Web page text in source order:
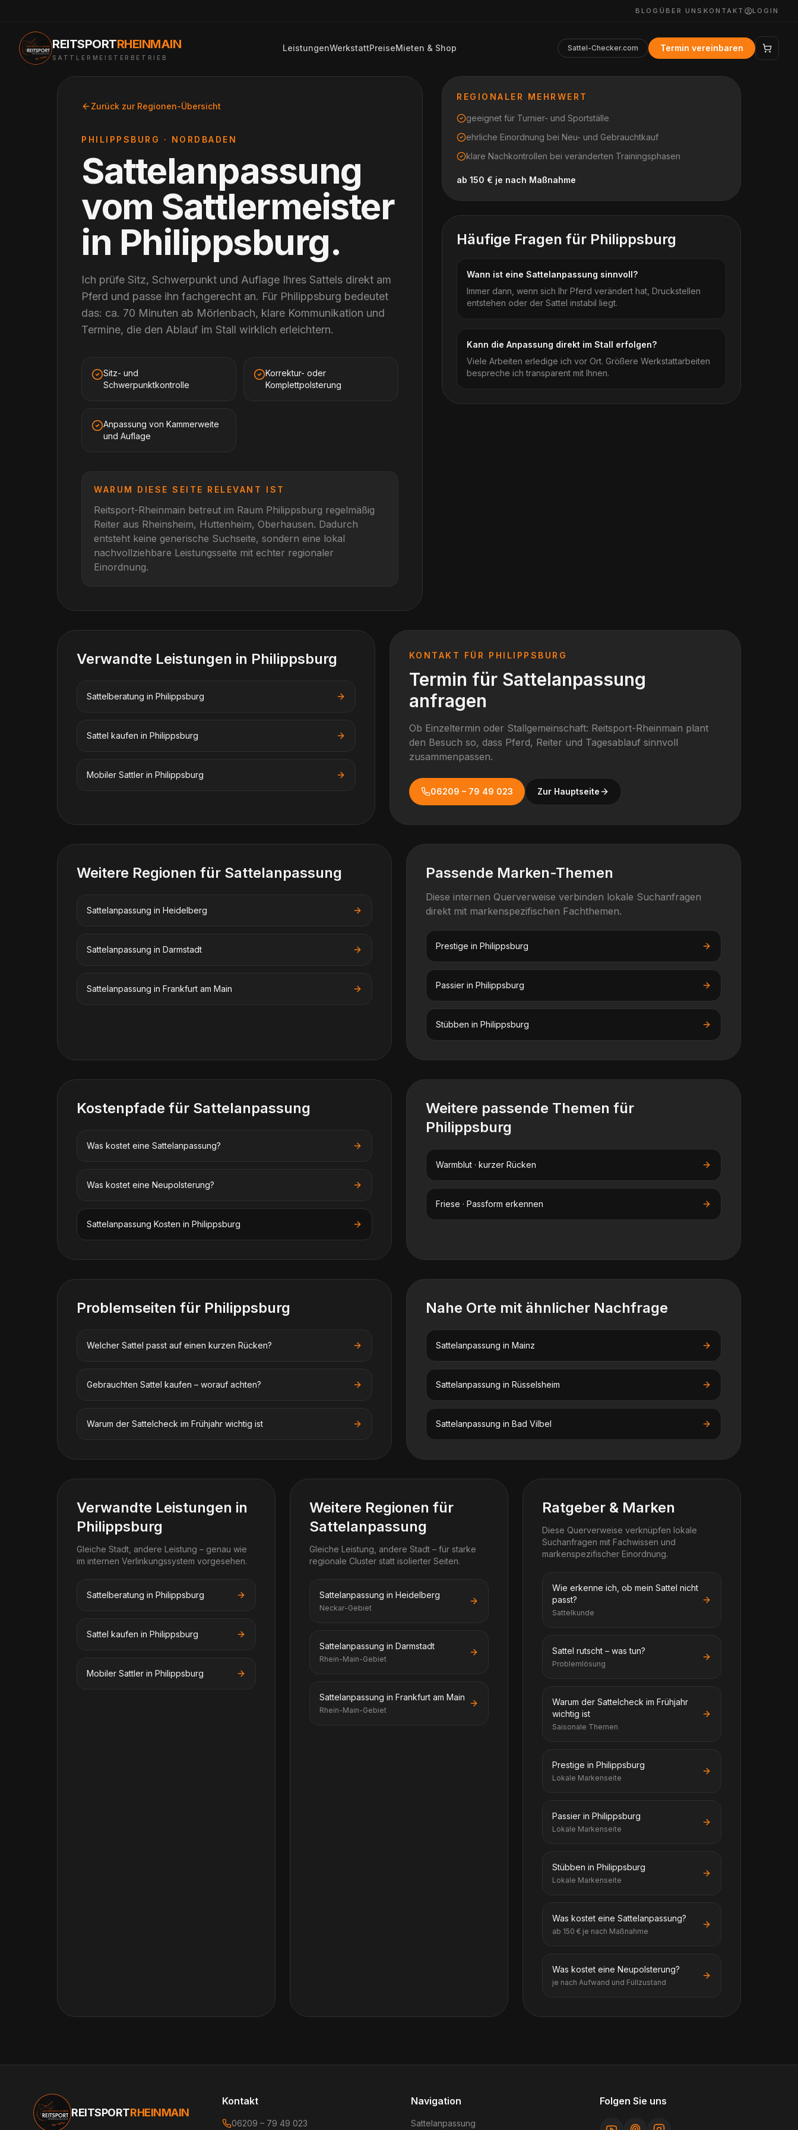
BLOG ÜBER UNS KONTAKT LOGIN
REITSPORTRHEINMAIN
SATTLERMEISTERBETRIEB
LeistungenWerkstattPreiseMieten & Shop Sattel-Checker.com Termin vereinbaren
Zurück zur Regionen-Übersicht
PHILIPPSBURG · NORDBADEN
Sattelanpassung
vom Sattlermeister
in Philippsburg.
Ich prüfe Sitz, Schwerpunkt und Auflage Ihres Sattels direkt am
Pferd und passe ihn fachgerecht an. Für Philippsburg bedeutet
das: ca. 70 Minuten ab Mörlenbach, klare Kommunikation und
Termine, die den Ablauf im Stall wirklich erleichtern.
Sitz- und
Schwerpunktkontrolle
Korrektur- oder
Komplettpolsterung
Anpassung von Kammerweite
und Auflage
WARUM DIESE SEITE RELEVANT IST
Reitsport-Rheinmain betreut im Raum Philippsburg regelmäßig
Reiter aus Rheinsheim, Huttenheim, Oberhausen. Dadurch
entsteht keine generische Suchseite, sondern eine lokal
nachvollziehbare Leistungsseite mit echter regionaler
Einordnung.
REGIONALER MEHRWERT
geeignet für Turnier- und Sportställe
ehrliche Einordnung bei Neu- und Gebrauchtkauf
klare Nachkontrollen bei veränderten Trainingsphasen
ab 150 € je nach Maßnahme
Häufige Fragen für Philippsburg
Wann ist eine Sattelanpassung sinnvoll?
Immer dann, wenn sich Ihr Pferd verändert hat, Druckstellen
entstehen oder der Sattel instabil liegt.
Kann die Anpassung direkt im Stall erfolgen?
Viele Arbeiten erledige ich vor Ort. Größere Werkstattarbeiten
bespreche ich transparent mit Ihnen.
Verwandte Leistungen in Philippsburg
Sattelberatung in Philippsburg
Sattel kaufen in Philippsburg
Mobiler Sattler in Philippsburg
KONTAKT FÜR PHILIPPSBURG
Termin für Sattelanpassung
anfragen
Ob Einzeltermin oder Stallgemeinschaft: Reitsport-Rheinmain plant
den Besuch so, dass Pferd, Reiter und Tagesablauf sinnvoll
zusammenpassen.
06209 – 79 49 023 Zur Hauptseite
Weitere Regionen für Sattelanpassung
Sattelanpassung in Heidelberg
Sattelanpassung in Darmstadt
Sattelanpassung in Frankfurt am Main
Passende Marken-Themen
Diese internen Querverweise verbinden lokale Suchanfragen
direkt mit markenspezifischen Fachthemen.
Prestige in Philippsburg
Passier in Philippsburg
Stübben in Philippsburg
Kostenpfade für Sattelanpassung
Was kostet eine Sattelanpassung?
Was kostet eine Neupolsterung?
Sattelanpassung Kosten in Philippsburg
Weitere passende Themen für
Philippsburg
Warmblut · kurzer Rücken
Friese · Passform erkennen
Problemseiten für Philippsburg
Welcher Sattel passt auf einen kurzen Rücken?
Gebrauchten Sattel kaufen – worauf achten?
Warum der Sattelcheck im Frühjahr wichtig ist
Nahe Orte mit ähnlicher Nachfrage
Sattelanpassung in Mainz
Sattelanpassung in Rüsselsheim
Sattelanpassung in Bad Vilbel
Verwandte Leistungen in
Philippsburg
Gleiche Stadt, andere Leistung – genau wie
im internen Verlinkungssystem vorgesehen.
Sattelberatung in Philippsburg
Sattel kaufen in Philippsburg
Mobiler Sattler in Philippsburg
Weitere Regionen für
Sattelanpassung
Gleiche Leistung, andere Stadt – für starke
regionale Cluster statt isolierter Seiten.
Sattelanpassung in Heidelberg
Neckar-Gebiet
Sattelanpassung in Darmstadt
Rhein-Main-Gebiet
Sattelanpassung in Frankfurt am Main
Rhein-Main-Gebiet
Ratgeber & Marken
Diese Querverweise verknüpfen lokale
Suchanfragen mit Fachwissen und
markenspezifischer Einordnung.
Wie erkenne ich, ob mein Sattel nicht
passt?
Sattelkunde
Sattel rutscht – was tun?
Problemlösung
Warum der Sattelcheck im Frühjahr
wichtig ist
Saisonale Themen
Prestige in Philippsburg
Lokale Markenseite
Passier in Philippsburg
Lokale Markenseite
Stübben in Philippsburg
Lokale Markenseite
Was kostet eine Sattelanpassung?
ab 150 € je nach Maßnahme
Was kostet eine Neupolsterung?
je nach Aufwand und Füllzustand
REITSPORTRHEINMAIN
Kontakt
06209 – 79 49 023
Navigation
Sattelanpassung
Folgen Sie uns